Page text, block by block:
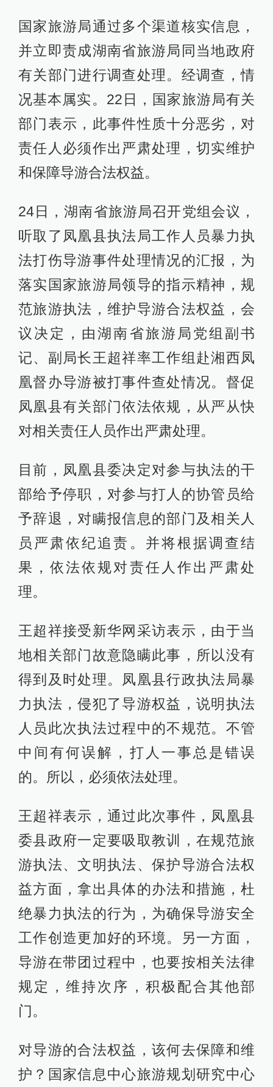
国家旅游局通过多个渠道核实信息，
并立即责成湖南省旅游局同当地政府
有关部门进行调查处理。经调查，情
况基本属实。22日，国家旅游局有关
部门表示，此事件性质十分恶劣，对
责任人必须作出严肃处理，切实维护
和保障导游合法权益。
24日，湖南省旅游局召开党组会议，
听取了凤凰县执法局工作人员暴力执
法打伤导游事件处理情况的汇报，为
落实国家旅游局领导的指示精神，规
范旅游执法，维护导游合法权益，会
议决定，由湖南省旅游局党组副书
记、副局长王超祥率工作组赴湘西凤
凰督办导游被打事件查处情况。督促
凤凰县有关部门依法依规，从严从快
对相关责仼人员作出严肃处理。
目前，凤凰县委决定对参与执法的干
部给予停职，对参与打人的协管员给
予辞退，对瞒报信息的部门及相关人
员严肃依纪追责。并将根据调查结
果，依法依规对责任人作出严肃处
理。
王超祥接受新华网采访表示，由于当
地相关部门故意隐瞒此事，所以没有
得到及时处理。凤凰县行政执法局暴
力执法，侵犯了导游权益，说明执法
人员此次执法过程中的不规范。不管
中间有何误解，打人一事总是错误
的。所以，必须依法处理。
王超祥表示，通过此次事件，凤凰县
委县政府一定要吸取教训，在规范旅
游执法、文明执法、保护导游合法权
益方面，拿出具体的办法和措施，杜
绝暴力执法的行为，为确保导游安全
工作创造更加好的环境。另一方面，
导游在带团过程中，也要按相关法律
规定，维持次序，积极配合其他部
门。
对导游的合法权益，该何去保障和维
护？国家信息中心旅游规划研究中心